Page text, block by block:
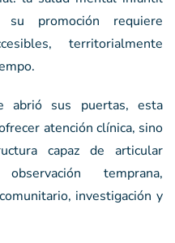
promoción requiere
territorialmente
abrió sus puertas, esta
atención clínica, sino
capaz de articular
temprana,
investigación y